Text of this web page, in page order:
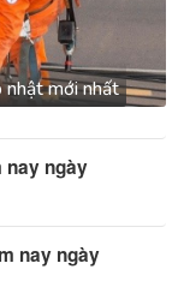
mới nhất
nay ngày
nay ngày